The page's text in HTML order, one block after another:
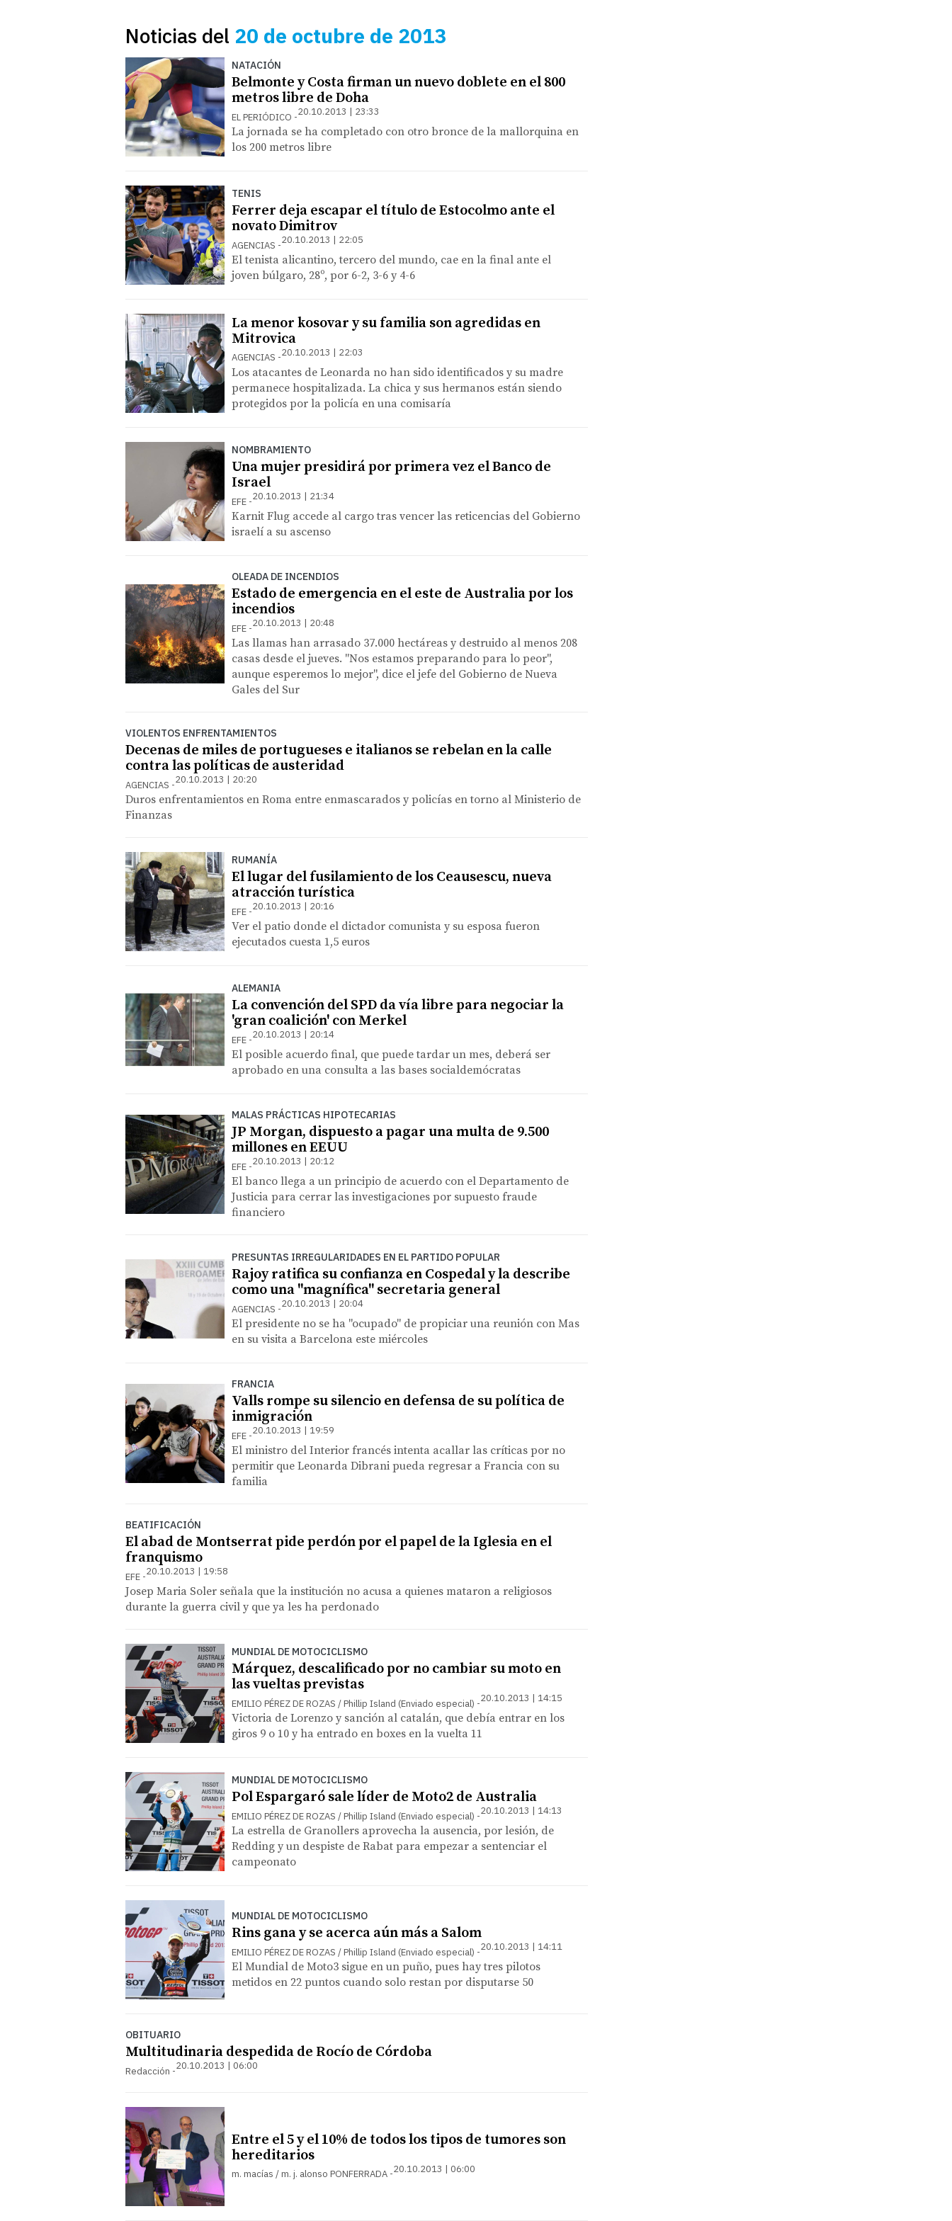
Noticias del 20 de octubre de 2013
NATACIÓN
Belmonte y Costa firman un nuevo doblete en el 800
metros libre de Doha
EL PERIÓDICO 20.10.2013 | 23:33
La jornada se ha completado con otro bronce de la mallorquina en
los 200 metros libre
TENIS
Ferrer deja escapar el título de Estocolmo ante el
novato Dimitrov
AGENCIAS 20.10.2013 | 22:05
El tenista alicantino, tercero del mundo, cae en la final ante el
joven búlgaro, 28º, por 6-2, 3-6 y 4-6
La menor kosovar y su familia son agredidas en
Mitrovica
AGENCIAS 20.10.2013 | 22:03
Los atacantes de Leonarda no han sido identificados y su madre
permanece hospitalizada. La chica y sus hermanos están siendo
protegidos por la policía en una comisaría
NOMBRAMIENTO
Una mujer presidirá por primera vez el Banco de
Israel
EFE 20.10.2013 | 21:34
Karnit Flug accede al cargo tras vencer las reticencias del Gobierno
israelí a su ascenso
OLEADA DE INCENDIOS
Estado de emergencia en el este de Australia por los
incendios
EFE 20.10.2013 | 20:48
Las llamas han arrasado 37.000 hectáreas y destruido al menos 208
casas desde el jueves. "Nos estamos preparando para lo peor",
aunque esperemos lo mejor", dice el jefe del Gobierno de Nueva
Gales del Sur
VIOLENTOS ENFRENTAMIENTOS
Decenas de miles de portugueses e italianos se rebelan en la calle
contra las políticas de austeridad
AGENCIAS 20.10.2013 | 20:20
Duros enfrentamientos en Roma entre enmascarados y policías en torno al Ministerio de
Finanzas
RUMANÍA
El lugar del fusilamiento de los Ceausescu, nueva
atracción turística
EFE 20.10.2013 | 20:16
Ver el patio donde el dictador comunista y su esposa fueron
ejecutados cuesta 1,5 euros
ALEMANIA
La convención del SPD da vía libre para negociar la
'gran coalición' con Merkel
EFE 20.10.2013 | 20:14
El posible acuerdo final, que puede tardar un mes, deberá ser
aprobado en una consulta a las bases socialdemócratas
MALAS PRÁCTICAS HIPOTECARIAS
JP Morgan, dispuesto a pagar una multa de 9.500
millones en EEUU
EFE 20.10.2013 | 20:12
El banco llega a un principio de acuerdo con el Departamento de
Justicia para cerrar las investigaciones por supuesto fraude
financiero
PRESUNTAS IRREGULARIDADES EN EL PARTIDO POPULAR
Rajoy ratifica su confianza en Cospedal y la describe
como una "magnífica" secretaria general
AGENCIAS 20.10.2013 | 20:04
El presidente no se ha "ocupado" de propiciar una reunión con Mas
en su visita a Barcelona este miércoles
FRANCIA
Valls rompe su silencio en defensa de su política de
inmigración
EFE 20.10.2013 | 19:59
El ministro del Interior francés intenta acallar las críticas por no
permitir que Leonarda Dibrani pueda regresar a Francia con su
familia
BEATIFICACIÓN
El abad de Montserrat pide perdón por el papel de la Iglesia en el
franquismo
EFE 20.10.2013 | 19:58
Josep Maria Soler señala que la institución no acusa a quienes mataron a religiosos
durante la guerra civil y que ya les ha perdonado
MUNDIAL DE MOTOCICLISMO
Márquez, descalificado por no cambiar su moto en
las vueltas previstas
EMILIO PÉREZ DE ROZAS / Phillip Island (Enviado especial) 20.10.2013 | 14:15
Victoria de Lorenzo y sanción al catalán, que debía entrar en los
giros 9 o 10 y ha entrado en boxes en la vuelta 11
MUNDIAL DE MOTOCICLISMO
Pol Espargaró sale líder de Moto2 de Australia
EMILIO PÉREZ DE ROZAS / Phillip Island (Enviado especial) 20.10.2013 | 14:13
La estrella de Granollers aprovecha la ausencia, por lesión, de
Redding y un despiste de Rabat para empezar a sentenciar el
campeonato
MUNDIAL DE MOTOCICLISMO
Rins gana y se acerca aún más a Salom
EMILIO PÉREZ DE ROZAS / Phillip Island (Enviado especial) 20.10.2013 | 14:11
El Mundial de Moto3 sigue en un puño, pues hay tres pilotos
metidos en 22 puntos cuando solo restan por disputarse 50
OBITUARIO
Multitudinaria despedida de Rocío de Córdoba
Redacción 20.10.2013 | 06:00
Entre el 5 y el 10% de todos los tipos de tumores son
hereditarios
m. macías / m. j. alonso PONFERRADA 20.10.2013 | 06:00